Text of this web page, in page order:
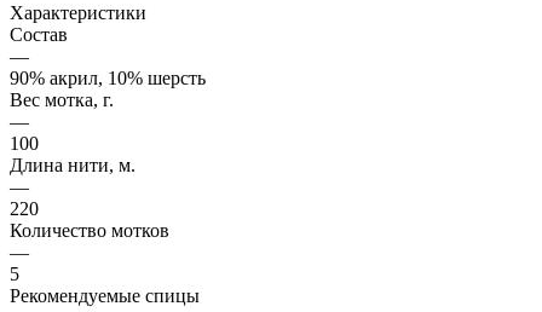
Характеристики
Состав
—
90% акрил, 10% шерсть
Вес мотка, г.
—
100
Длина нити, м.
—
220
Количество мотков
—
5
Рекомендуемые спицы